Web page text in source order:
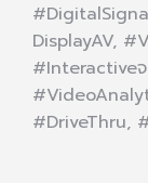
DisplayAV,
#Interactive
#DriveThru,